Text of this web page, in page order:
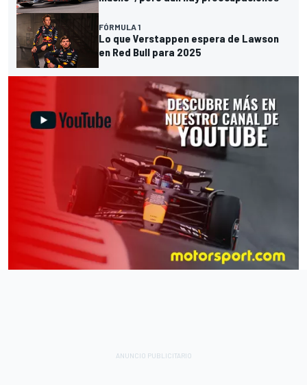
FÓRMULA 1
Lo que Verstappen espera de Lawson
en Red Bull para 2025